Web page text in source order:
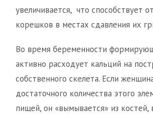
увеличивается, что способствует
корешков в местах сдавления их
Во время беременности
активно расходует кальций на
собственного скелета. Если
достаточного количества этого
пищей, он «вымывается» из костей,